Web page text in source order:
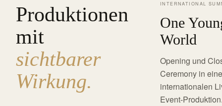
Produktionen
mit
sichtbarer
Wirkung.
INTERNATIONAL
One
World
Opening und
Ceremony in
internationalen
Event-